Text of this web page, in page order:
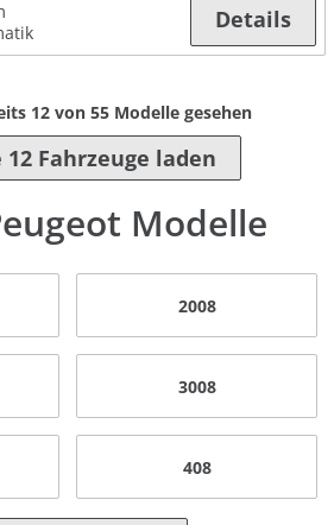
Details
12von 55Modelle gesehen
Fahrzeuge laden
Modelle
2008
3008
408